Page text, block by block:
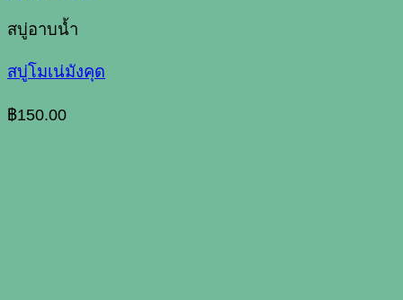
สบู่อาบน้ำ
สบู่โมเน่มังคุด
฿150.00